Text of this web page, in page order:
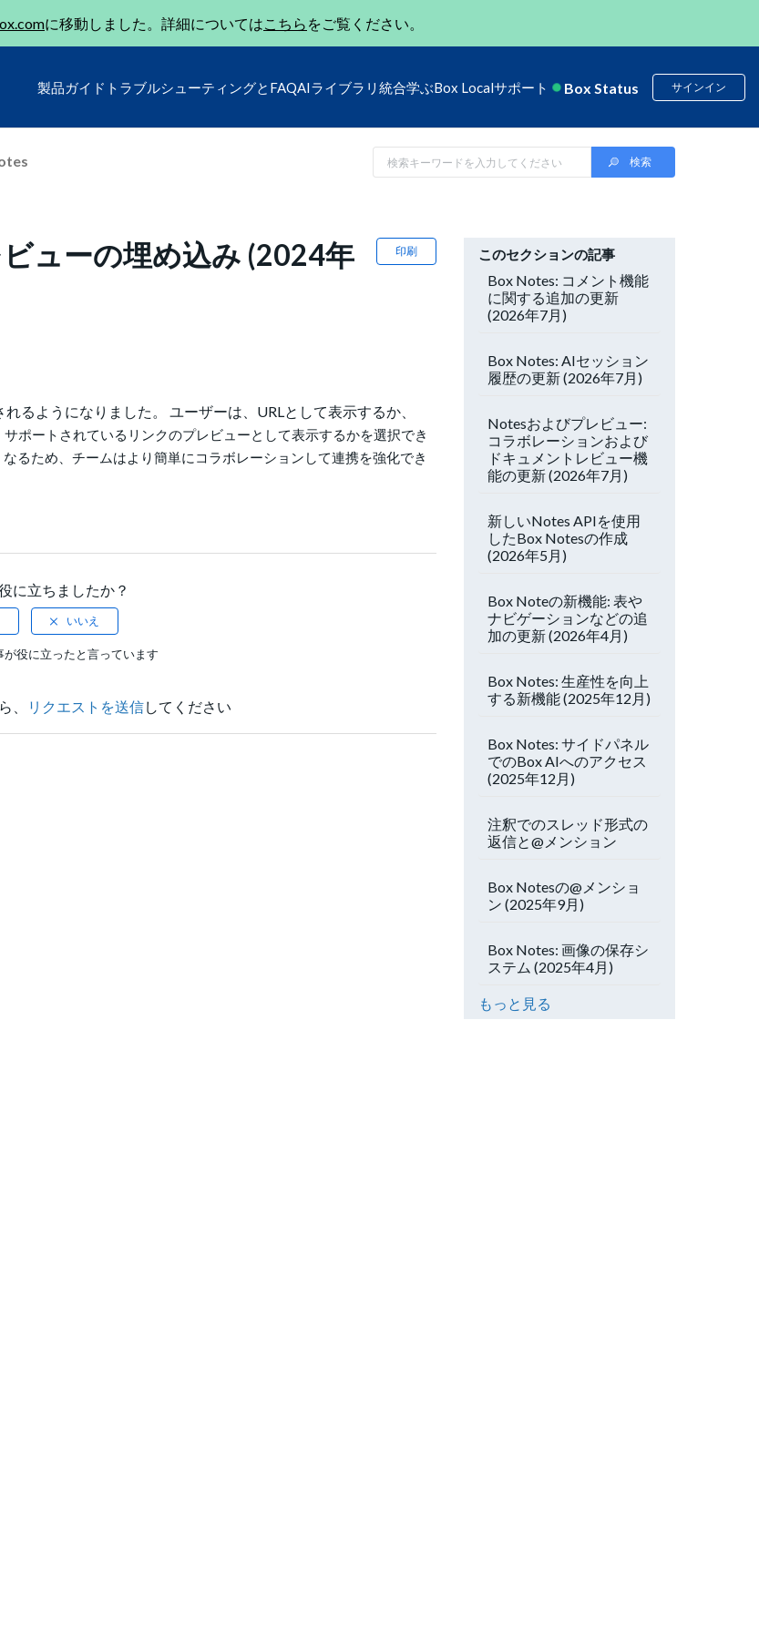
に移動しました。詳細についてはこちら をご覧ください。
製品ガイド トラブルシューティングとFAQAIライブラリ 統合学ぶBox Localサポート Box Status サインイン
印刷
ューの埋め込み (2024年
るようになりました。 ユーザーは、URLとして表示するか、
ポートされているリンクのプレビューとして表示するかを選択でき
るため、チームはより簡単にコラボレーションして連携を強化でき
に立ちましたか？
が役に立ったと言っています
、 リクエストを送信してください
このセクションの記事
Box Notes: コメント機能
に関する追加の更新
(2026年7月)
Box Notes: AIセッション
履歴の更新 (2026年7月)
Notesおよびプレビュー:
コラボレーションおよび
ドキュメントレビュー機
能の更新 (2026年7月)
新しいNotes APIを使用
したBox Notesの作成
(2026年5月)
Box Noteの新機能: 表や
ナビゲーションなどの追
加の更新 (2026年4月)
Box Notes: 生産性を向上
する新機能 (2025年12月)
Box Notes: サイドパネル
でのBox AIへのアクセス
(2025年12月)
注釈でのスレッド形式の
返信と@メンション
Box Notesの@メンショ
ン (2025年9月)
Box Notes: 画像の保存シ
ステム (2025年4月)
もっと見る